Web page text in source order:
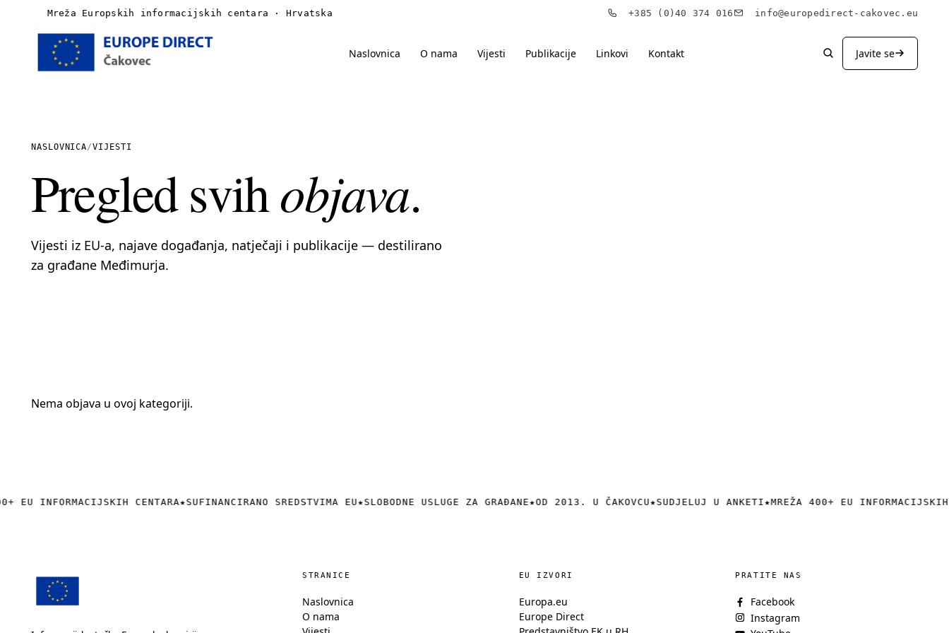
Mreža Europskih informacijskih centara · Hrvatska +385 (0)40 374 016 info@europedirect-cakovec.eu
Naslovnica O nama Vijesti Publikacije Linkovi Kontakt Javite se
Vijesti
Publikacije
Linkovi
NASLOVNICA/VIJESTI
Pregled svihobjava.
Vijesti iz EU-a, najave događanja, natječaji i publikacije — destilirano
za građane Međimurja.
Nema objava u ovoj kategoriji.
EU INFORMACIJSKIH CENTARA★SUFINANCIRANO SREDSTVIMA EU★SLOBODNE USLUGE ZA GRAĐANE★OD 2013. U ČAKOVCU★SUDJELUJ U ANKETI★MREŽA 400+ EU INFORMACIJSKIH
STRANICE
Naslovnica
O nama
EU IZVORI
Europa.eu
Europe Direct
PRATITE NAS
Facebook
Instagram